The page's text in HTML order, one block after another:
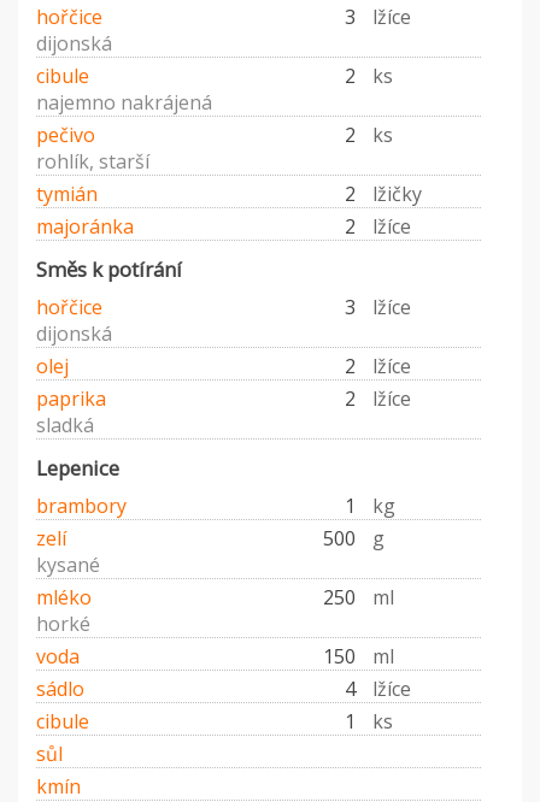
hořčice
3
lžíce
dijonská
cibule
2
ks
najemno nakrájená
pečivo
2
ks
rohlík, starší
tymián
2
lžičky
majoránka
2 lžíce
Směs k potírání
hořčice 3
lžíce
dijonská
olej
2
lžíce
paprika
2
lžíce
sladká
Lepenice
brambory 1
kg
zelí
500
g
kysané
mléko
250
ml
horké
voda
150
ml
sádlo
4
lžíce
cibule
1
ks
sůl
kmín